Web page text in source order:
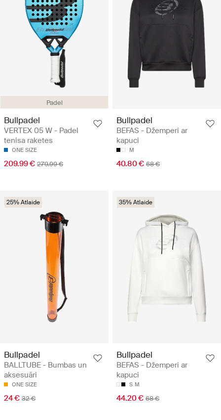
Padel
Bullpadel
VERTEX 05 W - Padel
tenisa raketes
ONE SIZE
209.99 € 279.99 €
Bullpadel
BEFAS - Džemperi ar
kapuci
M
40.80 € 68 €
25% Atlaide
Bullpadel
BALLTUBE - Bumbas un
aksesuāri
ONE SIZE
24 € 32 €
35% Atlaide
Bullpadel
BEFAS - Džemperi ar
kapuci
S M
44.20 € 68 €